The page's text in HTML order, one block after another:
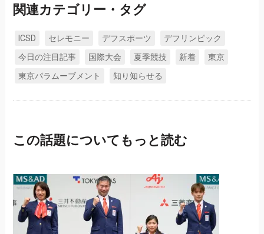
関連カテゴリー・タグ
ICSD セレモニー デフスポーツ
デフリンピック
今日の注目記事
国際大会 夏季競技 新着
東京
東京パラムーブメント
知り知らせる
この話題についてもっと読む